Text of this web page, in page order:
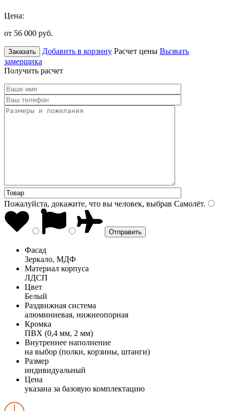
Цена:
от 56 000 руб.
Заказать Добавить в корзину Расчет цены Вызвать
замерщика
Получить расчет
Пожалуйста, докажите, что вы человек, выбрав Самолёт.
Фасад
Зеркало, МДФ
Материал корпуса
ЛДСП
Цвет
Белый
Раздвижная система
алюминиевая, нижнеопорная
Кромка
ПВХ (0,4 мм, 2 мм)
Внутреннее наполнение
на выбор (полки, корзины, штанги)
Размер
индивидуальный
Цена
указана за базовую комплектацию